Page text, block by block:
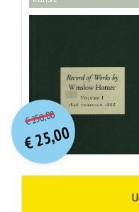
€250,00O
orspr
onkelijke
prijs
was:
€ 250,00.
€25,00
Huidige
prijs
is:
€ 25,00.